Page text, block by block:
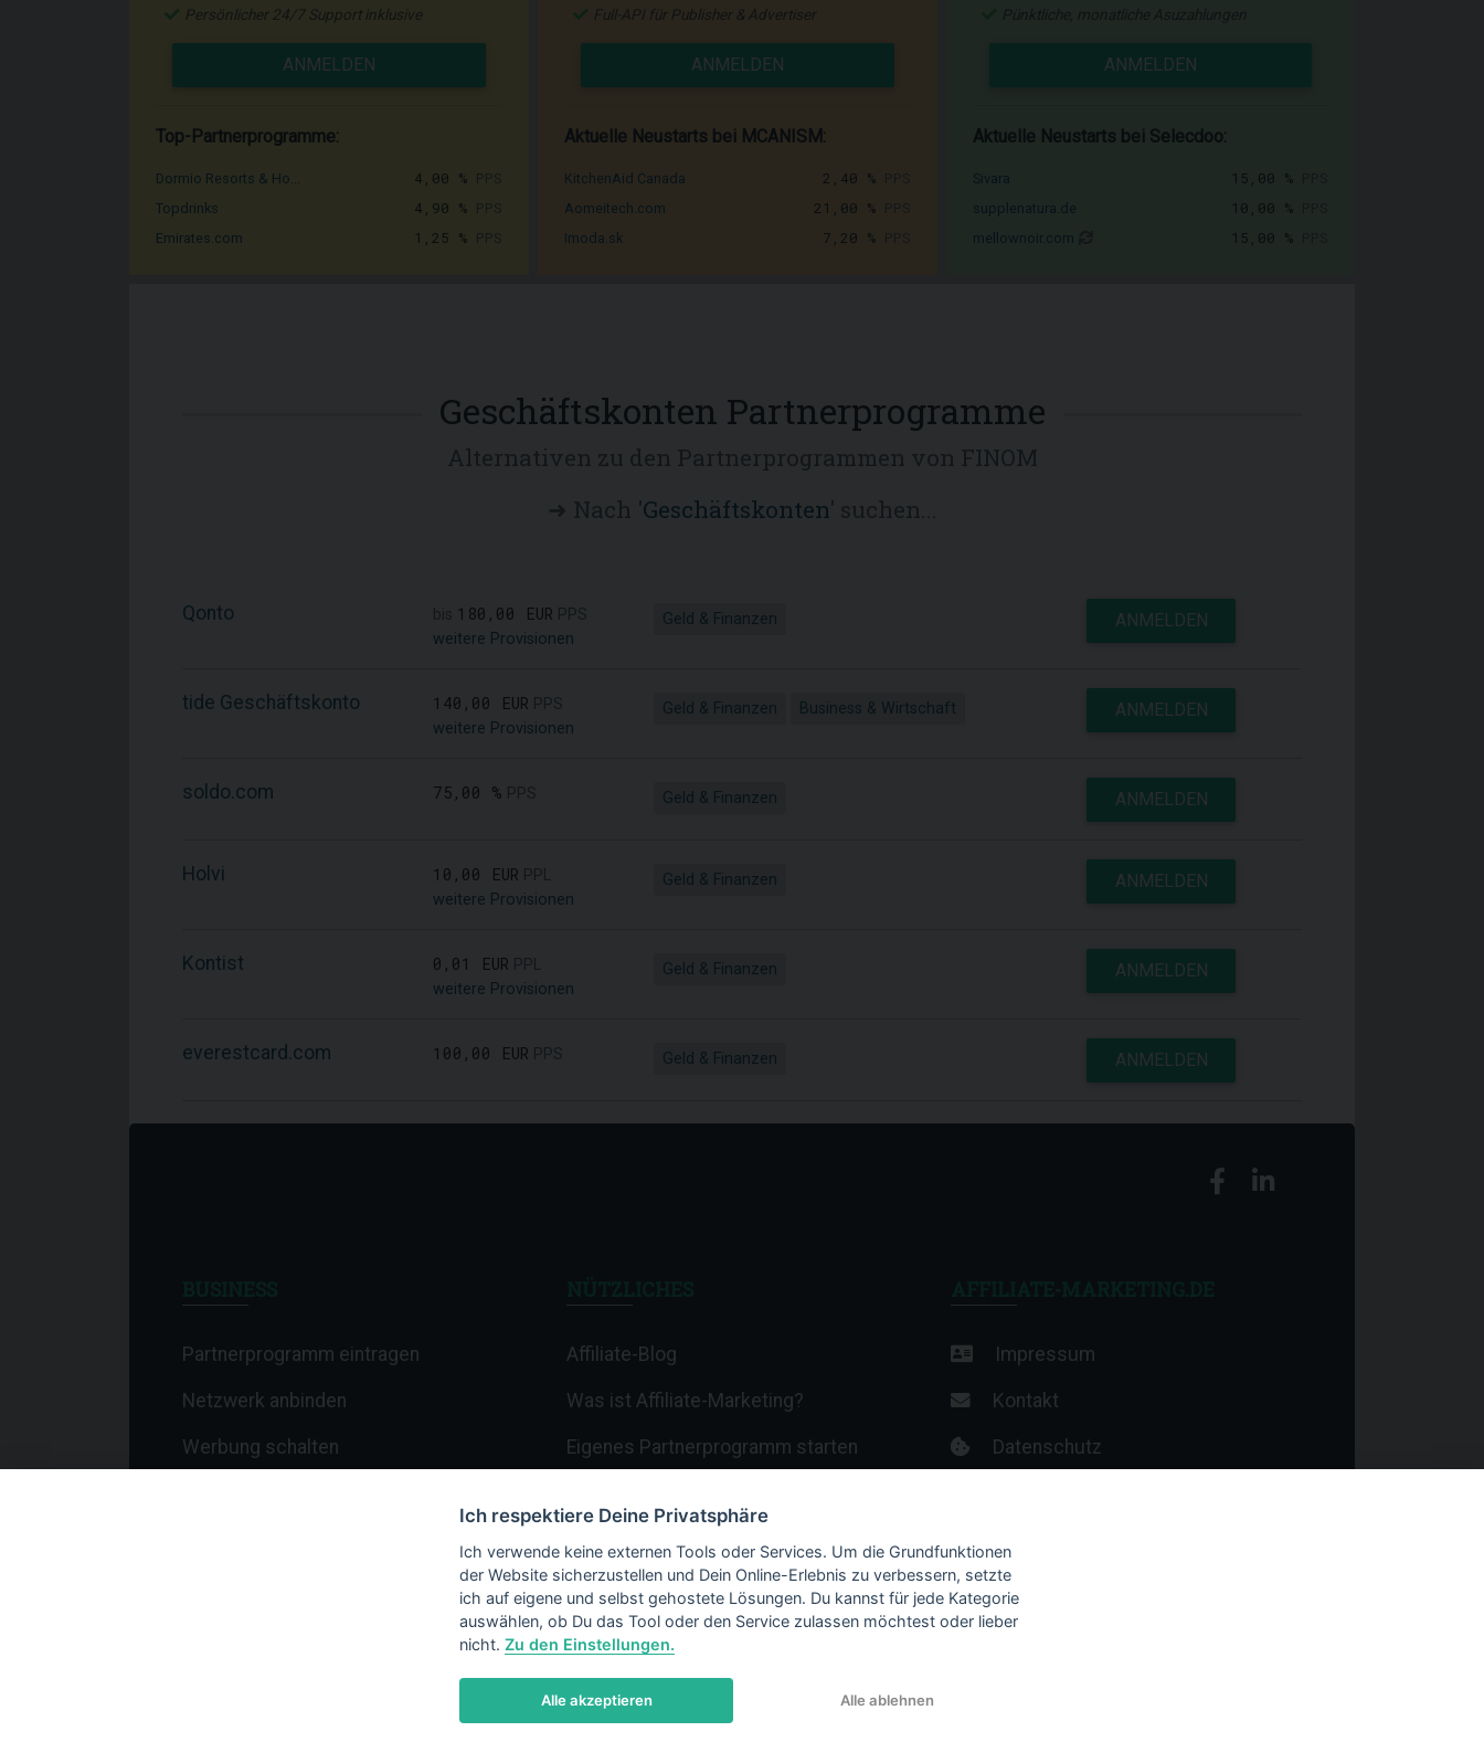
Persönlicher 24/7 Support inklusive
ANMELDEN
Top-Partnerprogramme:
Dormio Resorts & Ho... 4,00 %
Topdrinks 4,90 %
Emirates.com 1,25 %
Full-API für Publisher & Advertiser
ANMELDEN
Aktuelle Neustarts bei MCANISM:
KitchenAid Canada 2,40 %
Aomeitech.com 21,00 %
Imoda.sk 7,20 %
ANMELDEN
Aktuelle Neustarts bei Selecdoo:
15,00 %
10,00 %
15,00 %
Geschäftskonten Partnerprogramme
Geschäftskonten' suchen...
Qonto 180,00 EUR
weitere Provisionen
Geld & Finanzen ANMELDEN
tide Geschäftskonto 140,00 EUR
weitere Provisionen
Geld & Finanzen Business & Wirtschaft ANMELDEN
soldo.com 75,00 % Geld & Finanzen ANMELDEN
Holvi 10,00 EUR
weitere Provisionen
Geld & Finanzen ANMELDEN
Kontist 0,01 EUR
weitere Provisionen
Geld & Finanzen ANMELDEN
everestcard.com 100,00 EUR Geld & Finanzen ANMELDEN
Partnerprogramm eintragen
Netzwerk anbinden
Werbung schalten
Affiliate-Blog
Was ist Affiliate-Marketing?
Eigenes Partnerprogramm starten
Termine & Veranstaltungen
Webhosting-Anbieter
Impressum
Kontakt
Datenschutz
© 2002 - 2026 Copyright by Affiliate-Marketing.de
Ich respektiere Deine Privatsphäre
Ich verwende keine externen Tools oder Services. Um die Grundfunktionen
der Website sicherzustellen und Dein Online-Erlebnis zu verbessern, setzte
ich auf eigene und selbst gehostete Lösungen. Du kannst für jede Kategorie
auswählen, ob Du das Tool oder den Service zulassen möchtest oder lieber
nicht. Zu den Einstellungen.
Alle akzeptieren Alle ablehnen